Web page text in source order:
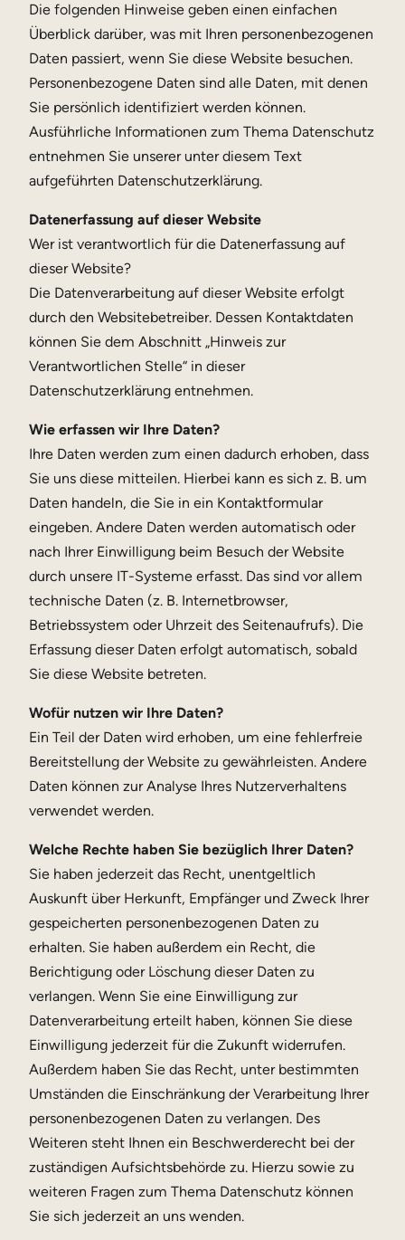
Die folgenden Hinweise geben einen einfachen
Überblick darüber, was mit Ihren personenbezogenen
Daten passiert, wenn Sie diese Website besuchen.
Personenbezogene Daten sind alle Daten, mit denen
Sie persönlich identifiziert werden können.
Ausführliche Informationen zum Thema Datenschutz
entnehmen Sie unserer unter diesem Text
aufgeführten Datenschutzerklärung.
Datenerfassung auf dieser Website
Wer ist verantwortlich für die Datenerfassung auf
dieser Website?
Die Datenverarbeitung auf dieser Website erfolgt
durch den Websitebetreiber. Dessen Kontaktdaten
können Sie dem Abschnitt „Hinweis zur
Verantwortlichen Stelle“ in dieser
Datenschutzerklärung entnehmen.
Wie erfassen wir Ihre Daten?
Ihre Daten werden zum einen dadurch erhoben, dass
Sie uns diese mitteilen. Hierbei kann es sich z. B. um
Daten handeln, die Sie in ein Kontaktformular
eingeben. Andere Daten werden automatisch oder
nach Ihrer Einwilligung beim Besuch der Website
durch unsere IT-Systeme erfasst. Das sind vor allem
technische Daten (z. B. Internetbrowser,
Betriebssystem oder Uhrzeit des Seitenaufrufs). Die
Erfassung dieser Daten erfolgt automatisch, sobald
Sie diese Website betreten.
Wofür nutzen wir Ihre Daten?
Ein Teil der Daten wird erhoben, um eine fehlerfreie
Bereitstellung der Website zu gewährleisten. Andere
Daten können zur Analyse Ihres Nutzerverhaltens
verwendet werden.
Welche Rechte haben Sie bezüglich Ihrer Daten?
Sie haben jederzeit das Recht, unentgeltlich
Auskunft über Herkunft, Empfänger und Zweck Ihrer
gespeicherten personenbezogenen Daten zu
erhalten. Sie haben außerdem ein Recht, die
Berichtigung oder Löschung dieser Daten zu
verlangen. Wenn Sie eine Einwilligung zur
Datenverarbeitung erteilt haben, können Sie diese
Einwilligung jederzeit für die Zukunft widerrufen.
Außerdem haben Sie das Recht, unter bestimmten
Umständen die Einschränkung der Verarbeitung Ihrer
personenbezogenen Daten zu verlangen. Des
Weiteren steht Ihnen ein Beschwerderecht bei der
zuständigen Aufsichtsbehörde zu. Hierzu sowie zu
weiteren Fragen zum Thema Datenschutz können
Sie sich jederzeit an uns wenden.